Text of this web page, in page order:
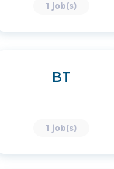
1 job(s)
BT
1 job(s)